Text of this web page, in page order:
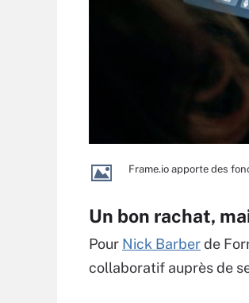
Frame.io apporte des
Un bon rachat,
Pour Nick Barberde
collaboratif auprès de